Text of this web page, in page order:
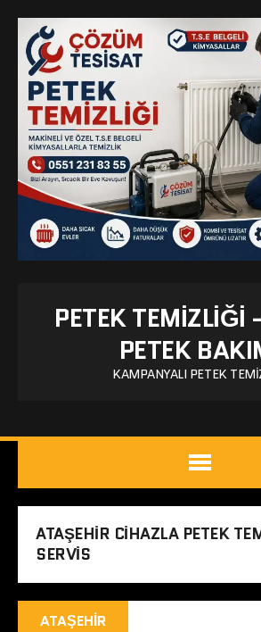
PETEK TEMIZLIĞI
PETEK
KAMPANYALI PETEK
ATAŞEHIR CIHAZLA PETEK
SERVIS
ATAŞEHIR